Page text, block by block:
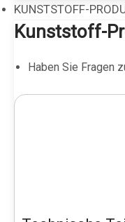
KUNSTSTOFF-
Kunststoff-
Haben Sie Fragen